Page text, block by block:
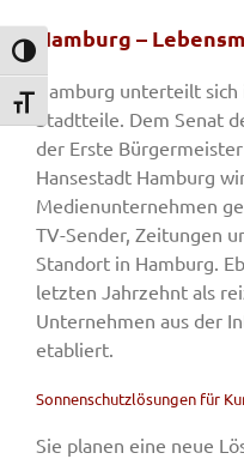
Umschalten auf hohe
Schrift vergrößern
Hamburg –
Hamburg unterteilt
Stadtteile. Dem Senat
der Erste
Hansestadt Hamburg
Medienunternehmen
TV-Sender, Zeitungen
Standort in Hamburg.
letzten Jahrzehnt als
Unternehmen aus der
etabliert.
Sonnenschutzlösungen für
Sie planen eine neue